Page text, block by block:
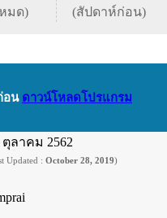
มด) (สัปดาห์ก่อน)
อน ดาวน์โหลดโปรแกรม
ลาคม 2562
Updated : October 28, 2019)